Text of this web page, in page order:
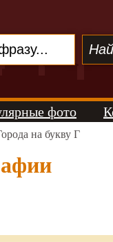
фото
на букву Г